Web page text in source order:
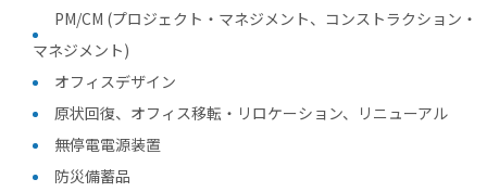
PM/CM (プロジェクト・マネジメント、コンストラクション・
マネジメント)
オフィスデザイン
原状回復、オフィス移転・リロケーション、リニューアル
無停電電源装置
防災備蓄品